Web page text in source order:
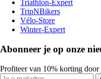
Triathlon-Expert
TripNBikers
Vélo-Store
Winter-Expert
Abonneer je op onze
Profiteer van 10% korting